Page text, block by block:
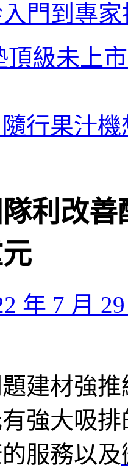
門到專家
頂級未上
行果汁
利改
年 7 月
建材強
強大吸排
服務以及